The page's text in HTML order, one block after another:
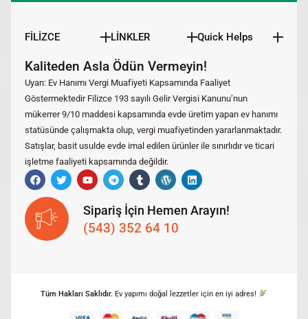
FİLİZCE LİNKLER Quick Helps
Kaliteden Asla Ödün Vermeyin!
Uyarı: Ev Hanımı Vergi Muafiyeti Kapsamında Faaliyet
Göstermektedir Filizce 193 sayılı Gelir Vergisi Kanunu’nun
mükerrer 9/10 maddesi kapsamında evde üretim yapan ev hanımı
statüsünde çalışmakta olup, vergi muafiyetinden yararlanmaktadır.
Satışlar, basit usulde evde imal edilen ürünler ile sınırlıdır ve ticari
işletme faaliyeti kapsamında değildir.
Sipariş İçin Hemen Arayın!
(543) 352 64 10
Tüm Hakları Saklıdır. Ev yapımı doğal lezzetler için en iyi adres!